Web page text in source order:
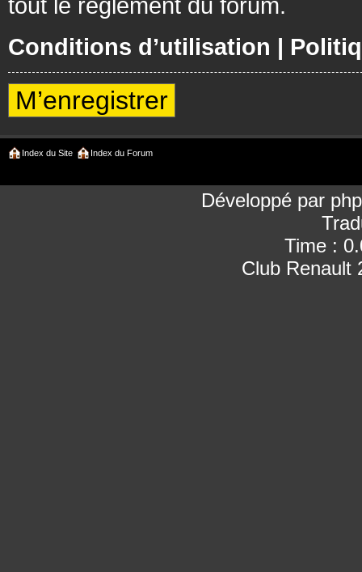
Conditions d’utilisation |
M’enregistrer
Index du Site Index du Forum
Développé par
Time :
Club Renault